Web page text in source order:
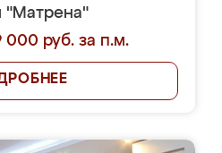
"Матрена"
000 руб. за п.м.